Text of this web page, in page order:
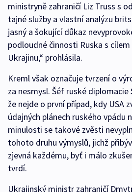
ministryně zahraničí Liz Truss s
tajné služby a vlastní analýzu
jasný a šokující důkaz
podloudné činnosti Ruska s
Ukrajinu,“ prohlásila.
Kreml však označuje tvrzení o
za nesmysl. Šéf ruské diplomacie
že nejde o první případ, kdy USA
údajných plánech ruského vpádu
minulosti se takové zvěsti
tohoto druhu výmyslů, jichž
zjevná každému, byť i málo
tvrdí.
Ukrajinský ministr zahraničí